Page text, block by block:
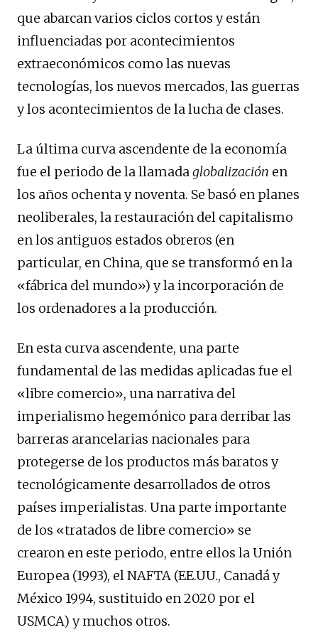
que abarcan varios ciclos cortos y están
influenciadas por acontecimientos
extraeconómicos como las nuevas
tecnologías, los nuevos mercados, las guerras
y los acontecimientos de la lucha de clases.
La última curva ascendente de la economía
fue el periodo de la llamadaglobalización en
los años ochenta y noventa. Se basó en planes
neoliberales, la restauración del capitalismo
en los antiguos estados obreros (en
particular, en China, que se transformó en la
«fábrica del mundo») y la incorporación de
los ordenadores a la producción.
En esta curva ascendente, una parte
fundamental de las medidas aplicadas fue el
«libre comercio», una narrativa del
imperialismo hegemónico para derribar las
barreras arancelarias nacionales para
protegerse de los productos más baratos y
tecnológicamente desarrollados de otros
países imperialistas. Una parte importante
de los «tratados de libre comercio» se
crearon en este periodo, entre ellos la Unión
Europea (1993), el NAFTA (EE.UU., Canadá y
México 1994, sustituido en 2020 por el
USMCA) y muchos otros.